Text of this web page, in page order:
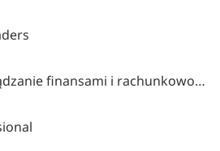
Acca po polsku - zarządzanie finansami i rachunkowość w środowisku międzynarodowym